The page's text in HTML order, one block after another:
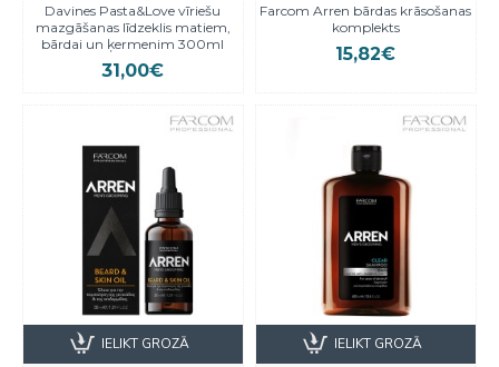
Davines Pasta&Love vīriešu
mazgāšanas līdzeklis matiem,
bārdai un ķermenim 300ml
31,00€
Farcom Arren bārdas krāsošanas
komplekts
15,82€
IELIKT GROZĀ IELIKT GROZĀ